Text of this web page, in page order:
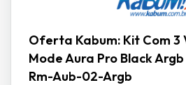
Oferta Kabum: Kit Com 3
Mode Aura Pro Black
Rm-Aub-02-Argb